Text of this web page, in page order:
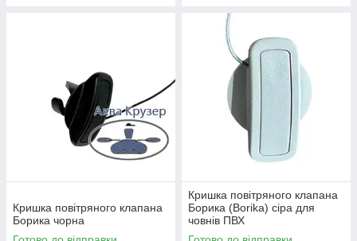
Кришка повітряного клапана
Борика чорна
Кришка повітряного клапана
Борика (Borika) сіра для
човнів ПВХ